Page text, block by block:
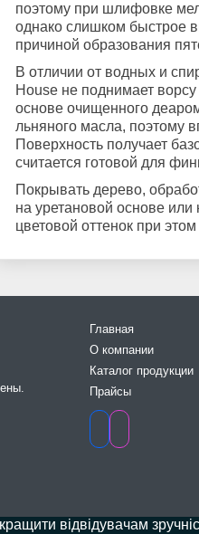
поэтому при шлифовке
однако слишком быстрое
причиной образования
В отличии от водных и
House не поднимает
основе очищенного
льняного масла, поэтому
Поверхность получает
считается готовой для
Покрывать дерево,
на уретановой основе или
цветовой оттенок при
Главная
О компании
Каталог продукции
Прайсы
відвідувачам